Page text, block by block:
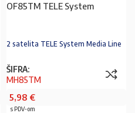
OF85TM TELE System
2 satelita TELE System Media Line
ŠIFRA:
MH85TM
5,98 €
s PDV-om